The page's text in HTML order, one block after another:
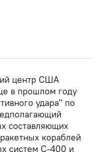
центр США
в прошлом году
удара" по
составляющих
кораблей
систем С-400 и